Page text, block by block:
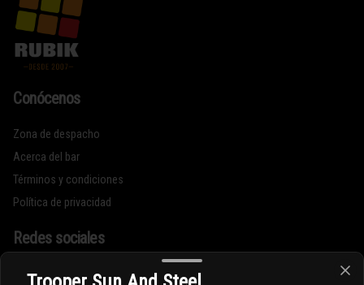
Conócenos
Zona de despacho
Acerca del bar
Términos y condiciones
Política de privacidad
Redes sociales
Instagram